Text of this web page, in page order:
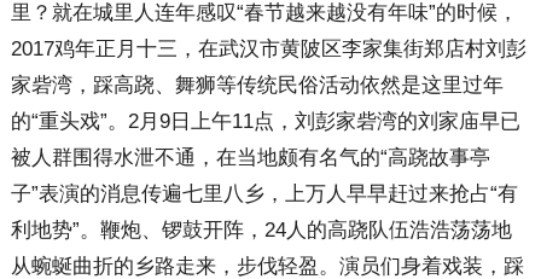
里？就在城里人连年感叹“春节越来越没有年味”的时候，
2017鸡年正月十三，在武汉市黄陂区李家集街郑店村刘彭
家砦湾，踩高跷、舞狮等传统民俗活动依然是这里过年
的“重头戏”。2月9日上午11点，刘彭家砦湾的刘家庙早已
被人群围得水泄不通，在当地颇有名气的“高跷故事亭
子”表演的消息传遍七里八乡，上万人早早赶过来抢占“有
利地势”。鞭炮、锣鼓开阵，24人的高跷队伍浩浩荡荡地
从蜿蜒曲折的乡路走来，步伐轻盈。演员们身着戏装，踩